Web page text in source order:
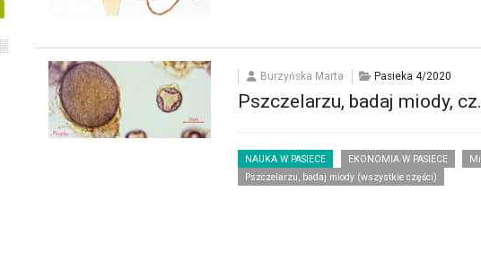
Burzyńska Marta Pasieka 4/2020
Pszczelarzu, badaj miody,
NAUKA W PASIECE EKONOMIA W PASIECE
Pszczelarzu, badaj miody (wszystkie części)